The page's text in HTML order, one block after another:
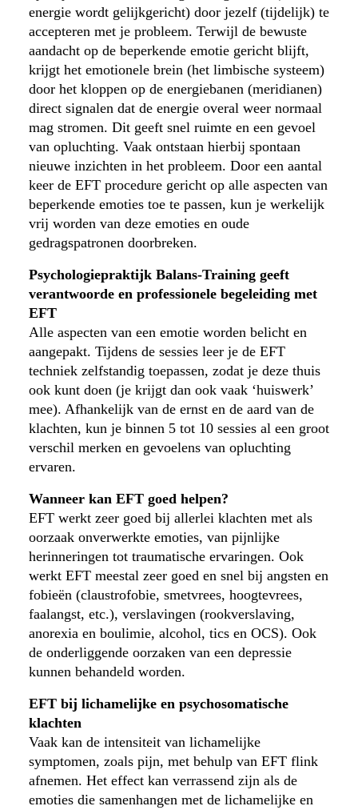
energie wordt gelijkgericht) door jezelf (tijdelijk) te
accepteren met je probleem. Terwijl de bewuste
aandacht op de beperkende emotie gericht blijft,
krijgt het emotionele brein (het limbische systeem)
door het kloppen op de energiebanen (meridianen)
direct signalen dat de energie overal weer normaal
mag stromen. Dit geeft snel ruimte en een gevoel
van opluchting. Vaak ontstaan hierbij spontaan
nieuwe inzichten in het probleem. Door een aantal
keer de EFT procedure gericht op alle aspecten van
beperkende emoties toe te passen, kun je werkelijk
vrij worden van deze emoties en oude
gedragspatronen doorbreken.
Psychologiepraktijk Balans-Training geeft
verantwoorde en professionele begeleiding met
EFT
Alle aspecten van een emotie worden belicht en
aangepakt. Tijdens de sessies leer je de EFT
techniek zelfstandig toepassen, zodat je deze thuis
ook kunt doen (je krijgt dan ook vaak ‘huiswerk’
mee). Afhankelijk van de ernst en de aard van de
klachten, kun je binnen 5 tot 10 sessies al een groot
verschil merken en gevoelens van opluchting
ervaren.
Wanneer kan EFT goed helpen?
EFT werkt zeer goed bij allerlei klachten met als
oorzaak onverwerkte emoties, van pijnlijke
herinneringen tot traumatische ervaringen. Ook
werkt EFT meestal zeer goed en snel bij angsten en
fobieën (claustrofobie, smetvrees, hoogtevrees,
faalangst, etc.), verslavingen (rookverslaving,
anorexia en boulimie, alcohol, tics en OCS). Ook
de onderliggende oorzaken van een depressie
kunnen behandeld worden.
EFT bij lichamelijke en psychosomatische
klachten
Vaak kan de intensiteit van lichamelijke
symptomen, zoals pijn, met behulp van EFT flink
afnemen. Het effect kan verrassend zijn als de
emoties die samenhangen met de lichamelijke en